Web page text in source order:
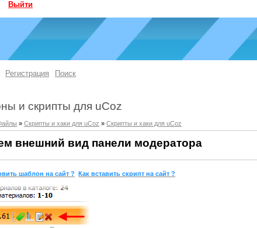
Выйти
Регистрация Поиск
и скрипты для uCoz
»Скрипты и хаки для uCoz »Скрипты и хаки для uCoz
внешний вид панели модератора
шаблон на сайт ? Как вставить скрипт на сайт ?